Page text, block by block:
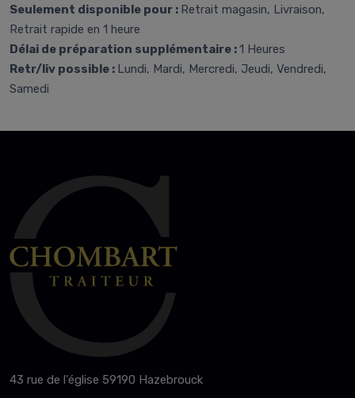
Seulement disponible pour : Retrait magasin, Livraison,
Retrait rapide en 1 heure
Délai de préparation supplémentaire :1 Heures
Retr/liv possible : Lundi, Mardi, Mercredi, Jeudi, Vendredi,
Samedi
43 rue de l'église 59190 Hazebrouck